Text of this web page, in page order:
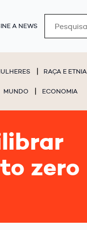
A NEWS
RAÇA E ETNIA
MUNDO ECONOMIA
zero